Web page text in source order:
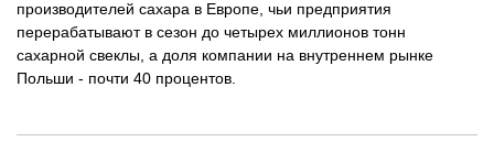
производителей сахара в Европе, чьи предприятия
перерабатывают в сезон до четырех миллионов тонн
сахарной свеклы, а доля компании на внутреннем рынке
Польши - почти 40 процентов.